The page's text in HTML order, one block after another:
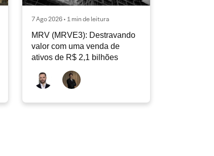
7 Ago 2026 • 1 min de leitura
MRV (MRVE3): Destravando
valor com uma venda de
ativos de R$ 2,1 bilhões